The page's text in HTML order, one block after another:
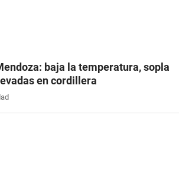
baja la temperatura, sopla
en cordillera